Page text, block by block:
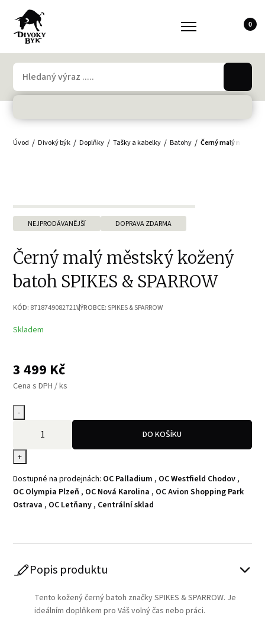
0
Úvod Divoký býk Doplňky Tašky a kabelky Batohy Černý malý městský
NEJPRODÁVANĚJŠÍ DOPRAVA ZDARMA
Černý malý městský kožený
batoh SPIKES & SPARROW
KÓD: 8718749082721VÝROBCE: SPIKES & SPARROW
Skladem
3 499 Kč
Cena s DPH / ks
-
+
DO KOŠÍKU
Dostupné na prodejnách: OC Palladium , OC Westfield Chodov ,
OC Olympia Plzeň , OC Nová Karolina , OC Avion Shopping Park
Ostrava , OC Letňany , Centrální sklad
Popis produktu
Tento kožený černý batoh značky SPIKES & SPARROW. Je
ideálním doplňkem pro Váš volný čas nebo práci.